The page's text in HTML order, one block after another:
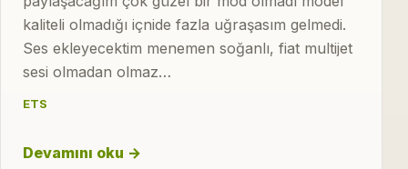
kaliteli olmadığı içnide fazla uğraşasım gelmedi.
Ses ekleyecektim menemen soğanlı, fiat multijet
sesi olmadan olmaz…
ETS
Devamını oku →